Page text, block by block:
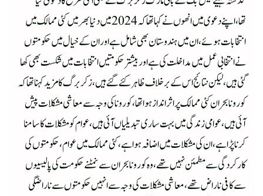
تھا،اپنے دعوی میں انھوں نے کہا تھا کہ 2024 میں دنیا بھر میں کئی ممالک میں
انتخابات ہوئے،ان میں ہندوستان بھی شامل ہے اور ان کے خیال میں حکومتوں
نے انتخابی عمل میں مداخلت کی ہے اور بیشتر حکومتیں انتخابات میں شکست بھی کھا
گئی ہیں،لیکن نتائج اس کے برخلاف ظاہر کئے گئے ہیں،زکر برگ کا مزید کہنا تھا کہ
کورونا بحران کئی ممالک پر اثر انداز ہوا تھا، کورونا کی وجہ سے معاشی مشکلات پیش
آئی ہیں،عوامی زندگی میں بہت ساری تبدیلیاں آئی ہیں،عوام کو مشکلات کا سامنا
کرنا پڑا ہے،ان کی مشکلات میں اضافہ ہوا ہے، کئی ممالک میں عوام،حکومتوں کی
کارکردگی سے مطمئن نہیں تھے،وہ کورونا بحران سے نمٹنے حکومت کی پالیسیوں
سے کافی ناراض تھے،معاشی مشکلات کی وجہ سے انہیں حکومتوں سے ناراضگی